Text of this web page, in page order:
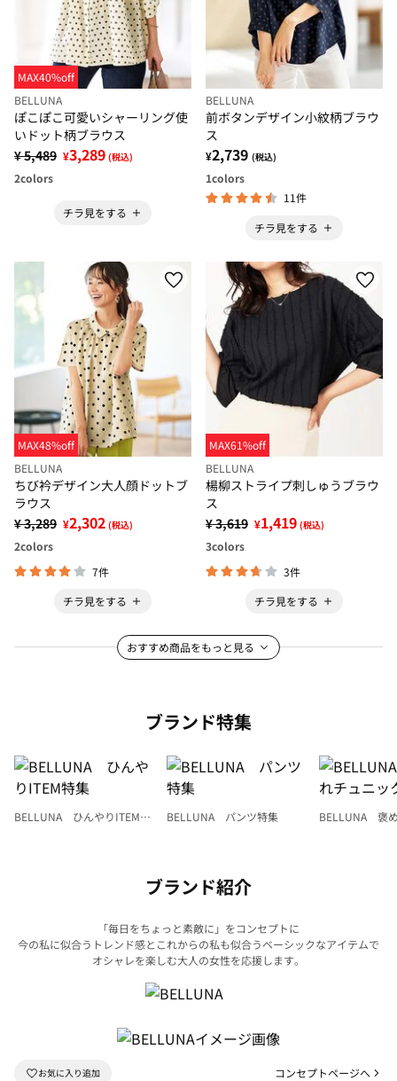
MAX40%off
BELLUNA
ぽこぽこ可愛いシャーリング使
いドット柄ブラウス
¥ 5,489 ¥3,289 (税込)
2colors
チラ見をする
BELLUNA
前ボタンデザイン小紋柄ブラウ
ス
¥2,739 (税込)
1colors
11件
チラ見をする
MAX48%off
BELLUNA
ちび衿デザイン大人顔ドットブ
ラウス
¥ 3,289 ¥2,302 (税込)
2colors
7件
チラ見をする
MAX61%off
BELLUNA
楊柳ストライプ刺しゅうブラウ
ス
¥ 3,619 ¥1,419 (税込)
3colors
3件
チラ見をする
おすすめ商品をもっと見る
ブランド特集
BELLUNA ひんやりITEM特
BELLUNA パンツ特集
BELLUNA 褒
ブランド紹介
「毎日をちょっと素敵に」をコンセプトに
今の私に似合うトレンド感とこれからの私も似合うベーシックなアイテムで
オシャレを楽しむ大人の女性を応援します。
コンセプトページへ